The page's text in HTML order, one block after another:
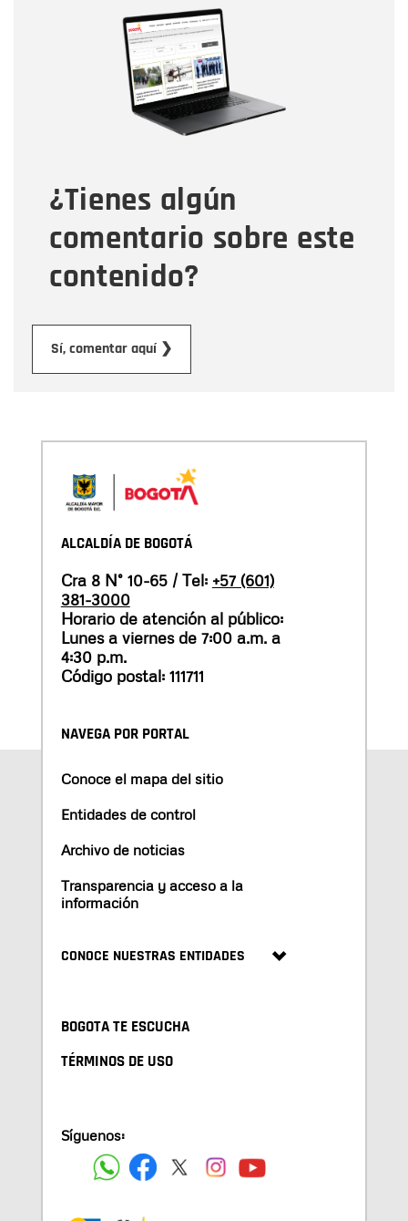
¿Tienes algún
comentario sobre este
contenido?
Sí, comentar aquí ❯
Correo electrónico
Tipo de comentario
Mensaje
ALCALDÍA DE BOGOTÁ
Cra 8 N° 10-65 / Tel: +57 (601)
381-3000
Horario de atención al público:
Lunes a viernes de 7:00 a.m. a
4:30 p.m.
Código postal: 111711
NAVEGA POR PORTAL
Conoce el mapa del sitio
Entidades de control
Archivo de noticias
Transparencia y acceso a la
información
CONOCE NUESTRAS ENTIDADES
BOGOTA TE ESCUCHA
TÉRMINOS DE USO
Síguenos: